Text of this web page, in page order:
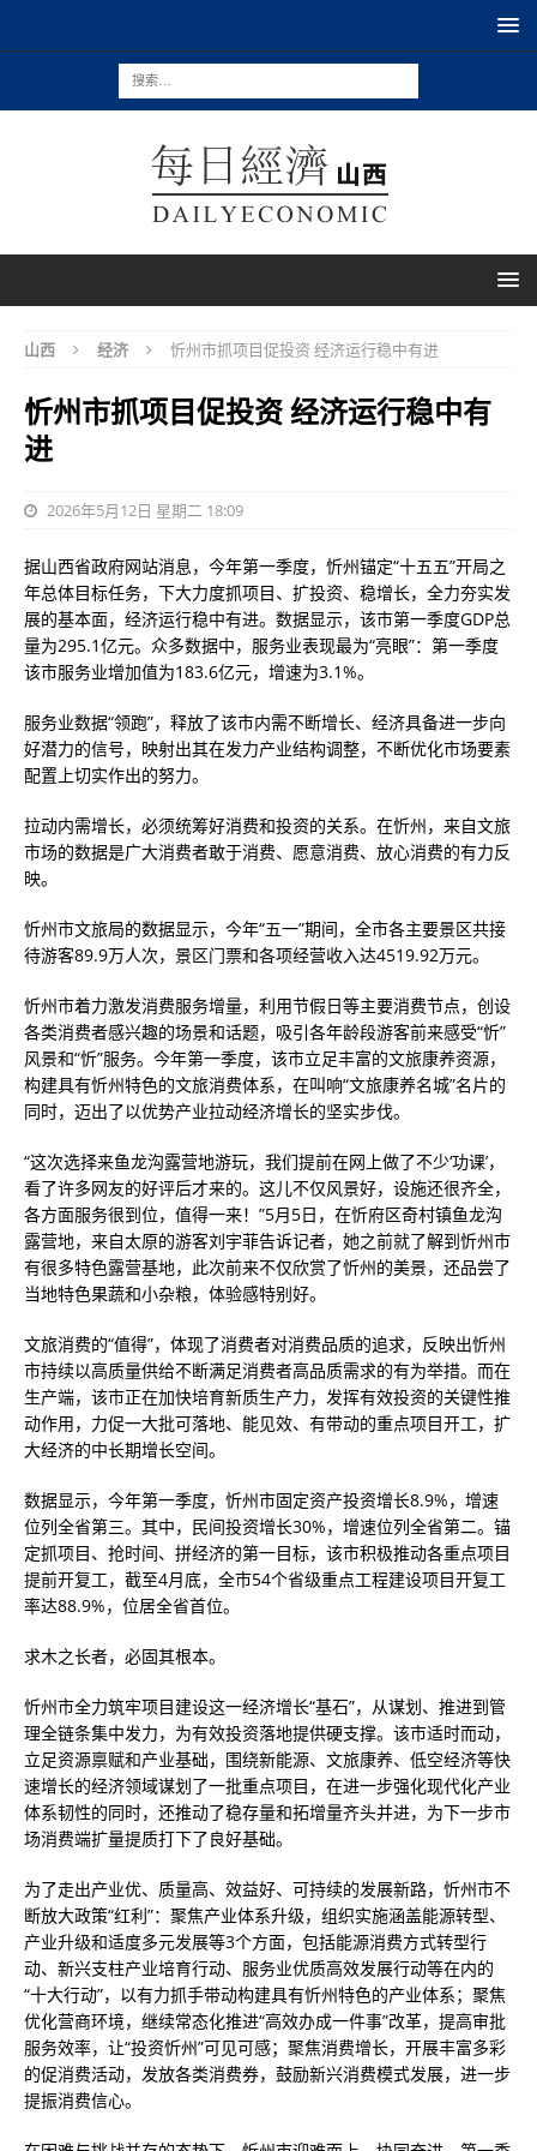
山西 经济 忻州市抓项目促投资 经济运行稳中有进
忻州市抓项目促投资 经济运行稳中有
进
2026年5月12日 星期二 18:09
据山西省政府网站消息，今年第一季度，忻州锚定“十五五”开局之
年总体目标任务，下大力度抓项目、扩投资、稳增长，全力夯实发
展的基本面，经济运行稳中有进。数据显示，该市第一季度GDP总
量为295.1亿元。众多数据中，服务业表现最为“亮眼”：第一季度
该市服务业增加值为183.6亿元，增速为3.1%。
服务业数据“领跑”，释放了该市内需不断增长、经济具备进一步向
好潜力的信号，映射出其在发力产业结构调整，不断优化市场要素
配置上切实作出的努力。
拉动内需增长，必须统筹好消费和投资的关系。在忻州，来自文旅
市场的数据是广大消费者敢于消费、愿意消费、放心消费的有力反
映。
忻州市文旅局的数据显示，今年“五一”期间，全市各主要景区共接
待游客89.9万人次，景区门票和各项经营收入达4519.92万元。
忻州市着力激发消费服务增量，利用节假日等主要消费节点，创设
各类消费者感兴趣的场景和话题，吸引各年龄段游客前来感受“忻”
风景和“忻”服务。今年第一季度，该市立足丰富的文旅康养资源，
构建具有忻州特色的文旅消费体系，在叫响“文旅康养名城”名片的
同时，迈出了以优势产业拉动经济增长的坚实步伐。
“这次选择来鱼龙沟露营地游玩，我们提前在网上做了不少‘功课’，
看了许多网友的好评后才来的。这儿不仅风景好，设施还很齐全，
各方面服务很到位，值得一来！”5月5日，在忻府区奇村镇鱼龙沟
露营地，来自太原的游客刘宇菲告诉记者，她之前就了解到忻州市
有很多特色露营基地，此次前来不仅欣赏了忻州的美景，还品尝了
当地特色果蔬和小杂粮，体验感特别好。
文旅消费的“值得”，体现了消费者对消费品质的追求，反映出忻州
市持续以高质量供给不断满足消费者高品质需求的有为举措。而在
生产端，该市正在加快培育新质生产力，发挥有效投资的关键性推
动作用，力促一大批可落地、能见效、有带动的重点项目开工，扩
大经济的中长期增长空间。
数据显示，今年第一季度，忻州市固定资产投资增长8.9%，增速
位列全省第三。其中，民间投资增长30%，增速位列全省第二。锚
定抓项目、抢时间、拼经济的第一目标，该市积极推动各重点项目
提前开复工，截至4月底，全市54个省级重点工程建设项目开复工
率达88.9%，位居全省首位。
求木之长者，必固其根本。
忻州市全力筑牢项目建设这一经济增长“基石”，从谋划、推进到管
理全链条集中发力，为有效投资落地提供硬支撑。该市适时而动，
立足资源禀赋和产业基础，围绕新能源、文旅康养、低空经济等快
速增长的经济领域谋划了一批重点项目，在进一步强化现代化产业
体系韧性的同时，还推动了稳存量和拓增量齐头并进，为下一步市
场消费端扩量提质打下了良好基础。
为了走出产业优、质量高、效益好、可持续的发展新路，忻州市不
断放大政策“红利”：聚焦产业体系升级，组织实施涵盖能源转型、
产业升级和适度多元发展等3个方面，包括能源消费方式转型行
动、新兴支柱产业培育行动、服务业优质高效发展行动等在内的
“十大行动”，以有力抓手带动构建具有忻州特色的产业体系；聚焦
优化营商环境，继续常态化推进“高效办成一件事”改革，提高审批
服务效率，让“投资忻州”可见可感；聚焦消费增长，开展丰富多彩
的促消费活动，发放各类消费券，鼓励新兴消费模式发展，进一步
提振消费信心。